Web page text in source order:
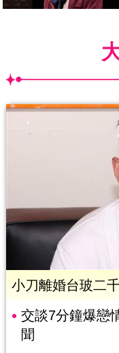
小刀離婚台玻二
交談7分鐘爆戀
聞